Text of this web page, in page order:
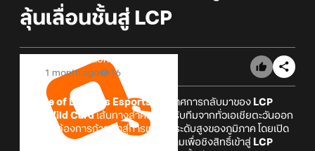
ลุ้นเลื่อนชั้นสู่ LCP
Online Station
1 month ago
16
League of Legends Esports ประกาศการกลับมาของ LCP
2026 Wild Cardเส้นทางสำคัญสำหรับทีมจากทั่วเอเชียตะวันออก
เฉียงใต้ที่ต้องการก้าวเข้าสู่การแข่งขันระดับสูงของภูมิภาค โดยเปิด
โอกาสให้ทีมจากหลายประเทศได้ลงสนามเพื่อชิงสิทธิ์เข้าสู่ LCP